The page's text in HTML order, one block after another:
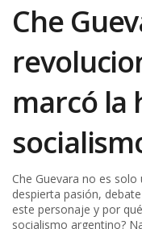
Che
marcó la
Che Guevara no es
despierta pasión,
este personaje y por
socialismo argentino?